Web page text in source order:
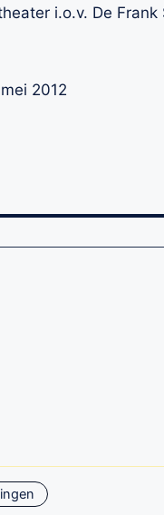
i.o.v. De Frank
2012